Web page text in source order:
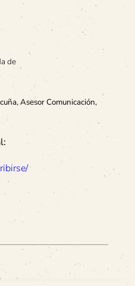
de
Asesor Comunicación,